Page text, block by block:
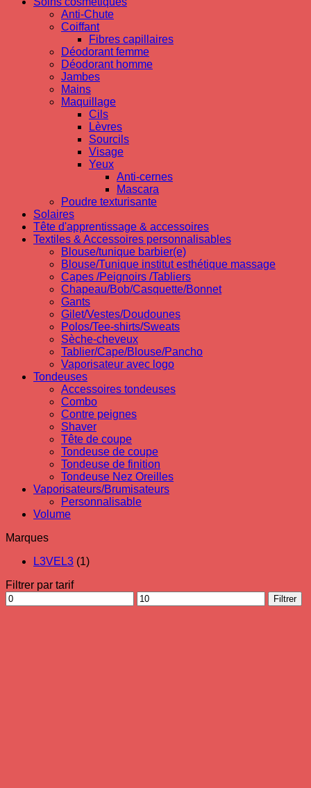
Anti-Chute
Coiffant
Fibres capillaires
Déodorant femme
Déodorant homme
Jambes
Mains
Maquillage
Cils
Lèvres
Sourcils
Visage
Yeux
Anti-cernes
Mascara
Poudre texturisante
Solaires
Tête d'apprentissage & accessoires
Textiles & Accessoires personnalisables
Blouse/tunique barbier(e)
Blouse/Tunique institut esthétique massage
Capes /Peignoirs /Tabliers
Chapeau/Bob/Casquette/Bonnet
Gants
Gilet/Vestes/Doudounes
Polos/Tee-shirts/Sweats
Sèche-cheveux
Tablier/Cape/Blouse/Pancho
Vaporisateur avec logo
Tondeuses
Accessoires tondeuses
Combo
Contre peignes
Shaver
Tête de coupe
Tondeuse de coupe
Tondeuse de finition
Tondeuse Nez Oreilles
Vaporisateurs/Brumisateurs
Personnalisable
Volume
Marques
L3VEL3 (1)
Filtrer par tarif
Prix
min
Prix
max
Filtrer